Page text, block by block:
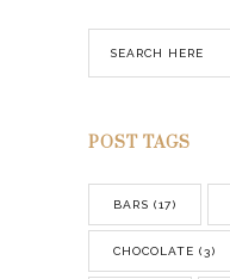
POST TAGS
BARS (17)
CHOCOLATE (3)